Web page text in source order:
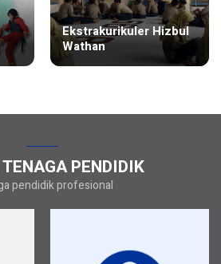
Ekstrakurikuler Hizbul
Wathan
PENDIDIK
pendidik profesional